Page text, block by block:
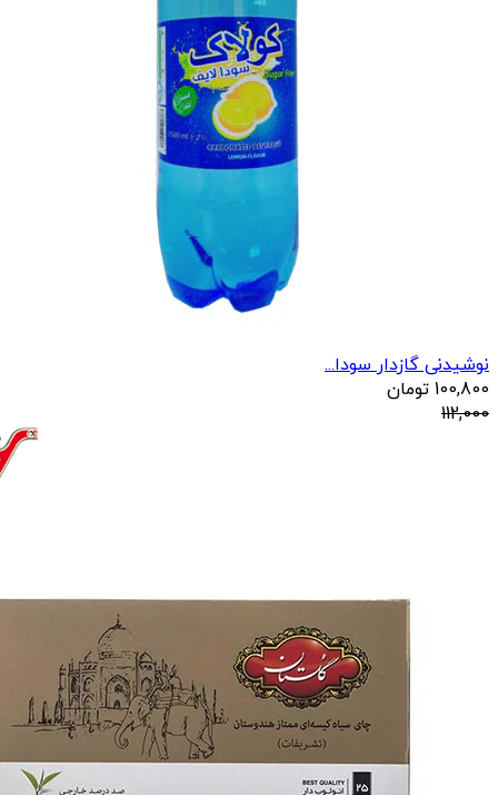
نوشیدنی گازدار سودا...
100,800 تومان
112,000